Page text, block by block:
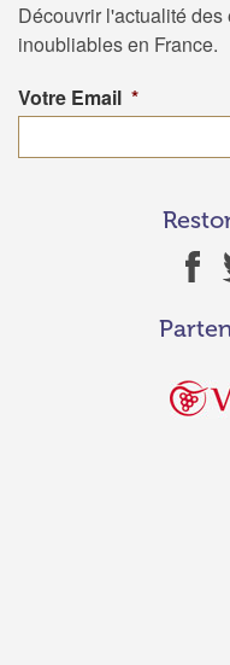
Découvrir l'actualité
inoubliables en France.
Votre Email *